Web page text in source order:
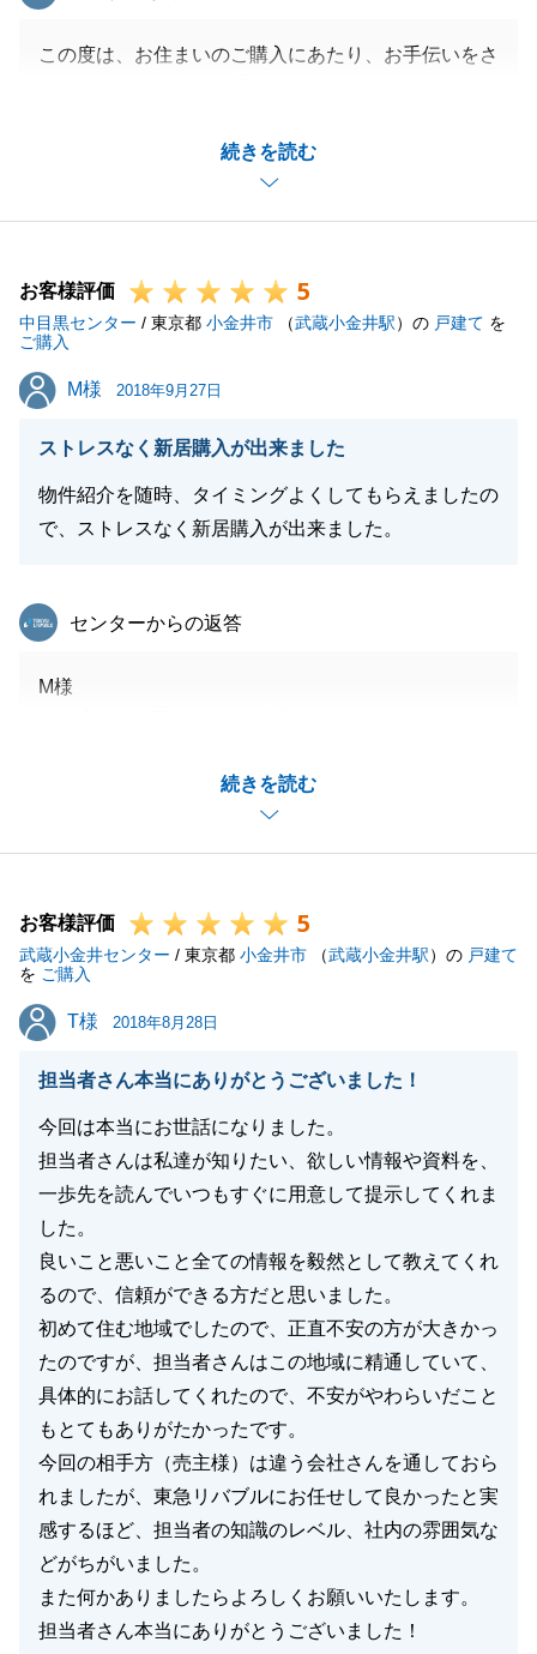
続きを読む
この度は、お住まいのご購入にあたり、お手伝いをさ
ご希望のご内覧日時に売主様のご都合がつかず、日程
の変更をお願いいたしました。
その際に、まずは売主様のご予定を優先して下さいと
おります。
建物の検査等があり、ご購入のご意向をいただきまし
てから、実際のご契約まで少しお時間が空きました
が、買主様がY様でいらっしゃったこともあり、心配
しております。
ご購入いただきましたお住まいで、ご家族皆様楽しく
お過ごしいただけているのではないかと存じます。
す。
お客様評価 5
中目黒センター / 東京都 小金井市 （武蔵小金井駅）の 戸建て を
ご購入
M様
M様 2018年9月27日
ストレスなく新居購入が出来ました
物件紹介を随時、タイミングよくしてもらえましたの
で、ストレスなく新居購入が出来ました。
続きを読む
東急リバブル
センターからの返答
M様
お仕事がお忙しい中、スムーズな手続きにご協力いた
新築での新しい生活をお楽しみください。
す。
今後ともよろしくお願い申し上げます。
お客様評価 5
武蔵小金井センター / 東京都 小金井市 （武蔵小金井駅）の 戸建て
を ご購入
T様
T様 2018年8月28日
担当者さん本当にありがとうございました！
今回は本当にお世話になりました。
担当者さんは私達が知りたい、欲しい情報や資料を、
一歩先を読んでいつもすぐに用意して提示してくれま
した。
良いこと悪いこと全ての情報を毅然として教えてくれ
るので、信頼ができる方だと思いました。
初めて住む地域でしたので、正直不安の方が大きかっ
たのですが、担当者さんはこの地域に精通していて、
具体的にお話してくれたので、不安がやわらいだこと
もとてもありがたかったです。
今回の相手方（売主様）は違う会社さんを通しておら
れましたが、東急リバブルにお任せして良かったと実
感するほど、担当者の知識のレベル、社内の雰囲気な
どがちがいました。
また何かありましたらよろしくお願いいたします。
担当者さん本当にありがとうございました！